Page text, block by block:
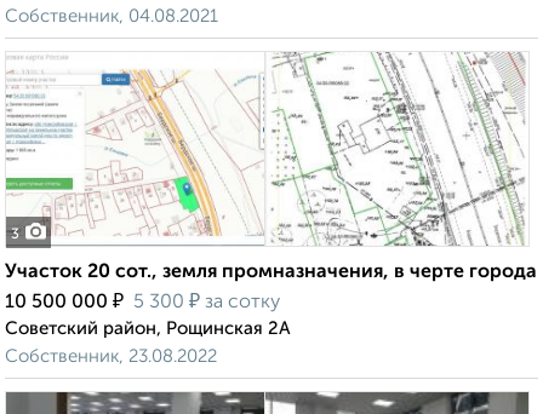
Собственник, 04.08.2021
3
Участок 20 сот., земля промназначения, в черте города
10 500 000 ₽ 5 300 ₽ за сотку
Советский район, Рощинская 2А
Собственник, 23.08.2022